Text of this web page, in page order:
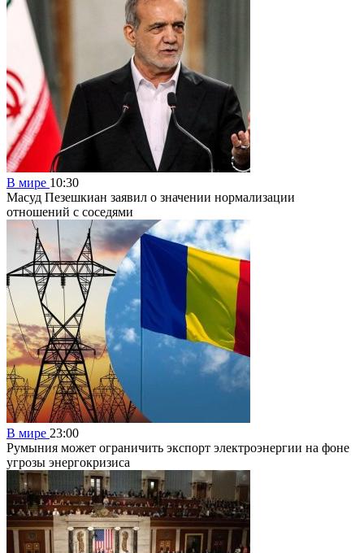
В мире 10:30
Масуд Пезешкиан заявил о значении нормализации
отношений с соседями
В мире 23:00
Румыния может ограничить экспорт электроэнергии на фоне
угрозы энергокризиса